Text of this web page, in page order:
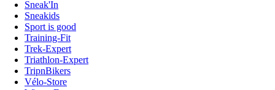
Sneak'In
Sneakids
Sport is good
Training-Fit
Trek-Expert
Triathlon-Expert
TripnBikers
Vélo-Store